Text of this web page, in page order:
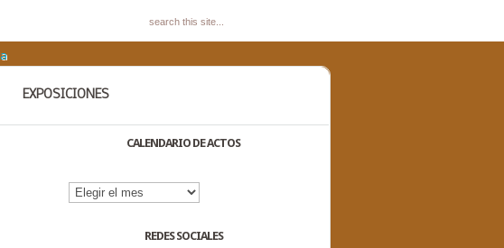
EXPOSICIONES
CALENDARIO DE ACTOS
Calendario
de
REDES SOCIALES